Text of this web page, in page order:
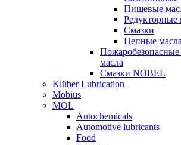
Пищевые
Смазки
Цепные масла
Пожаробезопасные
масла
Смазки NOBEL
Klüber Lubrication
Mobius
MOL
Autochemicals
Automotive lubricants
Food